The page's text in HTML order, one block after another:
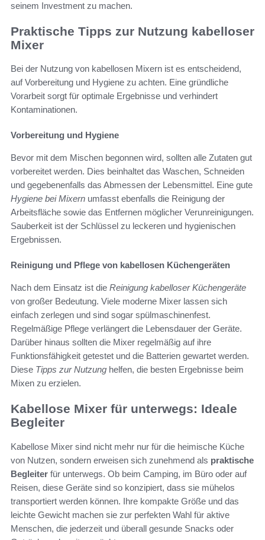
seinem Investment zu machen.
Praktische Tipps zur Nutzung kabelloser
Mixer
Bei der Nutzung von kabellosen Mixern ist es entscheidend,
auf Vorbereitung und Hygiene zu achten. Eine gründliche
Vorarbeit sorgt für optimale Ergebnisse und verhindert
Kontaminationen.
Vorbereitung und Hygiene
Bevor mit dem Mischen begonnen wird, sollten alle Zutaten gut
vorbereitet werden. Dies beinhaltet das Waschen, Schneiden
und gegebenenfalls das Abmessen der Lebensmittel. Eine gute
Hygiene bei Mixern umfasst ebenfalls die Reinigung der
Arbeitsfläche sowie das Entfernen möglicher Verunreinigungen.
Sauberkeit ist der Schlüssel zu leckeren und hygienischen
Ergebnissen.
Reinigung und Pflege von kabellosen Küchengeräten
Nach dem Einsatz ist die Reinigung kabelloser Küchengeräte
von großer Bedeutung. Viele moderne Mixer lassen sich
einfach zerlegen und sind sogar spülmaschinenfest.
Regelmäßige Pflege verlängert die Lebensdauer der Geräte.
Darüber hinaus sollten die Mixer regelmäßig auf ihre
Funktionsfähigkeit getestet und die Batterien gewartet werden.
Diese Tipps zur Nutzung helfen, die besten Ergebnisse beim
Mixen zu erzielen.
Kabellose Mixer für unterwegs: Ideale
Begleiter
Kabellose Mixer sind nicht mehr nur für die heimische Küche
von Nutzen, sondern erweisen sich zunehmend als praktische
Begleiter für unterwegs. Ob beim Camping, im Büro oder auf
Reisen, diese Geräte sind so konzipiert, dass sie mühelos
transportiert werden können. Ihre kompakte Größe und das
leichte Gewicht machen sie zur perfekten Wahl für aktive
Menschen, die jederzeit und überall gesunde Snacks oder